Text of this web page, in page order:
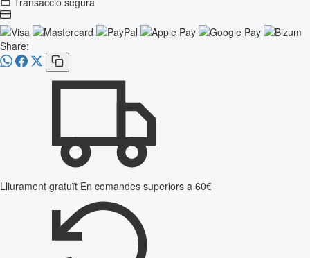
Share:
Lliurament gratuït En comandes superiors a 60€